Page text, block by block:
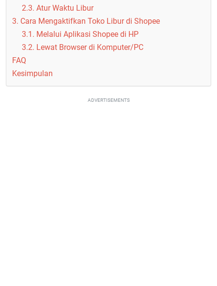
2.3. Atur Waktu Libur
3. Cara Mengaktifkan Toko Libur di Shopee
3.1. Melalui Aplikasi Shopee di HP
3.2. Lewat Browser di Komputer/PC
FAQ
Kesimpulan
ADVERTISEMENTS